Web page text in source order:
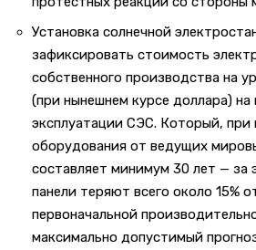
Установка солнечной
зафиксировать стоимость
собственного производства на
(при нынешнем курсе доллара) на
эксплуатации СЭС. Который, при
оборудования от ведущих
составляет минимум 30 лет — за
панели теряют всего около 15%
первоначальной
максимально допустимый